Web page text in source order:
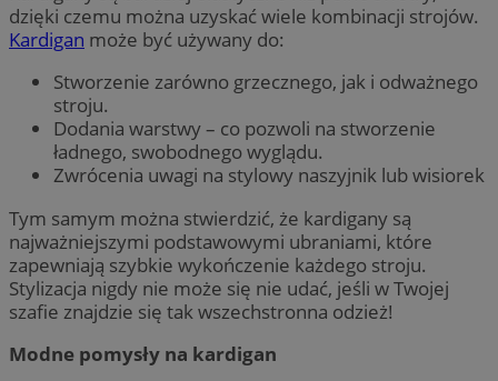
dzięki czemu można uzyskać wiele kombinacji strojów.
Kardigan może być używany do:
Stworzenie zarówno grzecznego, jak i odważnego
stroju.
Dodania warstwy – co pozwoli na stworzenie
ładnego, swobodnego wyglądu.
Zwrócenia uwagi na stylowy naszyjnik lub wisiorek
Tym samym można stwierdzić, że kardigany są
najważniejszymi podstawowymi ubraniami, które
zapewniają szybkie wykończenie każdego stroju.
Stylizacja nigdy nie może się nie udać, jeśli w Twojej
szafie znajdzie się tak wszechstronna odzież!
Modne pomysły na kardigan